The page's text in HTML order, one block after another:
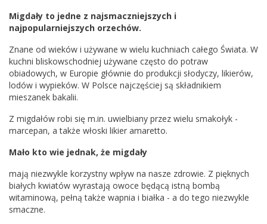
Migdały to jedne z najsmaczniejszych i
najpopularniejszych orzechów.
Znane od wieków i używane w wielu kuchniach całego Świata. W
kuchni bliskowschodniej używane często do potraw
obiadowych, w Europie głównie do produkcji słodyczy, likierów,
lodów i wypieków. W Polsce najczęściej są składnikiem
mieszanek bakalii.
Z migdałów robi się m.in. uwielbiany przez wielu smakołyk -
marcepan, a także włoski likier amaretto.
Mało kto wie jednak, że migdały
mają niezwykle korzystny wpływ na nasze zdrowie. Z pięknych
białych kwiatów wyrastają owoce będącą istną bombą
witaminową, pełną także wapnia i białka - a do tego niezwykle
smaczne.